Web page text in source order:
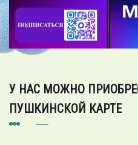
У НАС МОЖНО
ПУШКИНСКОЙ КАРТЕ